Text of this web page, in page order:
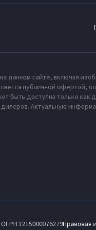
данном сайте, включая
публичной офертой,
быть доступна только как
Актуальную
ОГРН 1215000076279Правовая